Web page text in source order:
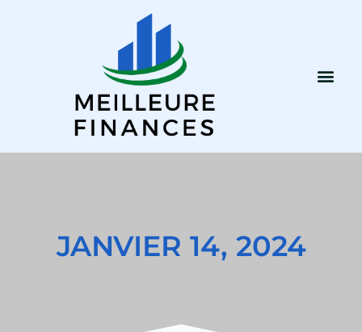
JANVIER 14, 2024